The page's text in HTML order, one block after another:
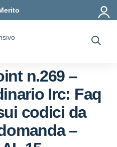
n.269 –
Irc: Faq
codici da
–